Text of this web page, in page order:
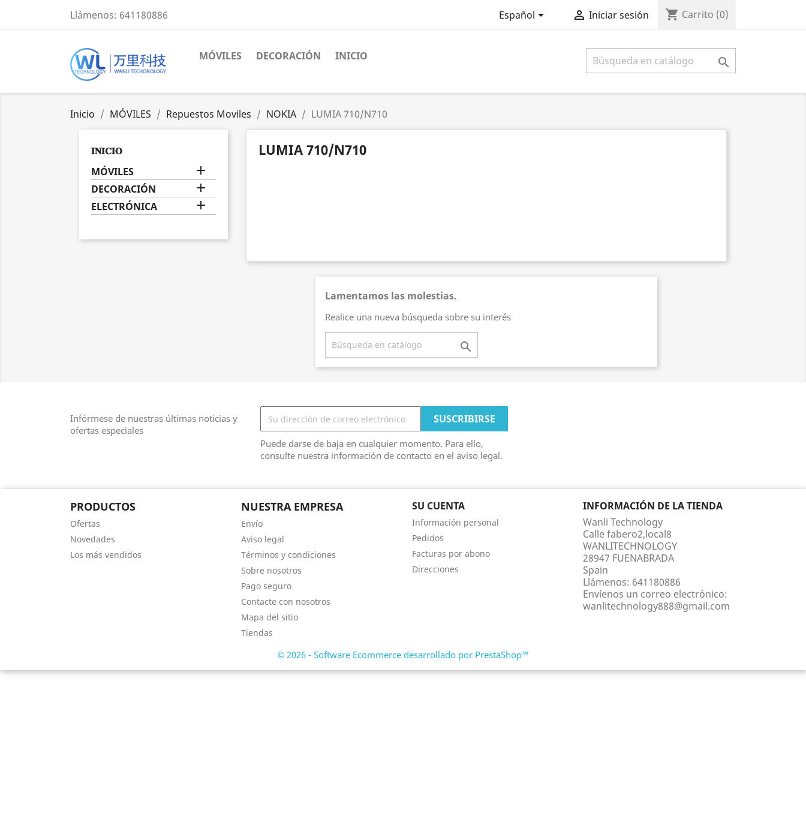
Llámenos: 641180886 Español  Iniciar sesión shopping_cart Carrito (0)
MÓVILES DECORACIÓN INICIO 
Inicio MÓVILES Repuestos Moviles NOKIA LUMIA 710/N710
𝐈𝐍𝐈𝐂𝐈𝐎
MÓVILES 
DECORACIÓN 
ELECTRÓNICA 
LUMIA 710/N710
Lamentamos las molestias.
Realice una nueva búsqueda sobre su interés

Infórmese de nuestras últimas noticias y
ofertas especiales
Puede darse de baja en cualquier momento. Para ello,
consulte nuestra información de contacto en el aviso legal.
PRODUCTOS
Ofertas
Novedades
Los más vendidos
NUESTRA EMPRESA
Envío
Aviso legal
Términos y condiciones
Sobre nosotros
Pago seguro
Contacte con nosotros
Mapa del sitio
Tiendas
SU CUENTA
Información personal
Pedidos
Facturas por abono
Direcciones
INFORMACIÓN DE LA TIENDA
Wanli Technology
Calle fabero2,local8
WANLITECHNOLOGY
28947 FUENABRADA
Spain
Llámenos: 641180886
Envíenos un correo electrónico:
wanlitechnology888@gmail.com
© 2026 - Software Ecommerce desarrollado por PrestaShop™